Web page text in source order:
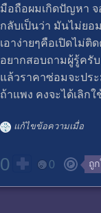
มือถือผมเกิดปัญหา จ
กลับเป็นว่า มันไม่ยอม
เอาง่ายๆคือเปิดไม่
อยากสอบถามผู้รู้ครั
แล้วราคาซ่อมจะปร
ถ้าแพง คงจะได้เลิก
แก้ไขข้อความเมื่อ
0 0 ถู